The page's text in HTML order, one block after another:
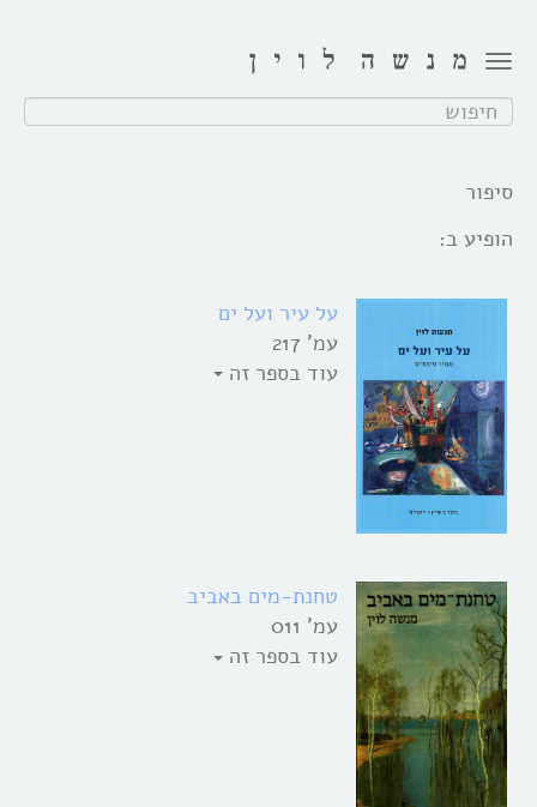
Toggle
navigation
חפש:
סיפור
הופיע ב:
על עיר ועל ים
עמ' 217
עוד בספר זה
טחנת-מים באביב
עמ' 011
עוד בספר זה